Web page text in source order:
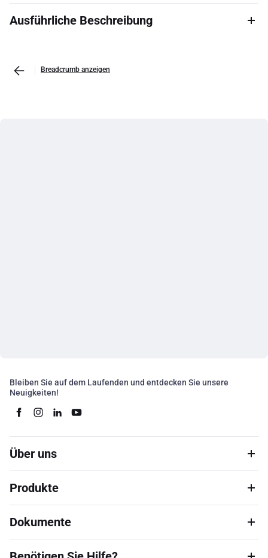
Ausführliche Beschreibung
Breadcrumb anzeigen
Bleiben Sie auf dem Laufenden und entdecken Sie unsere
Neuigkeiten!
Über uns
Produkte
Dokumente